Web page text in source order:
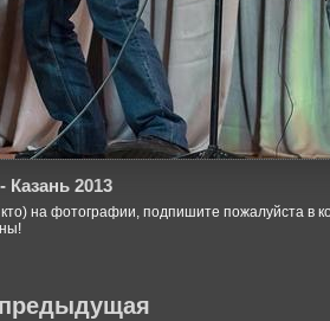
Казань 2013
на фотографии, подпишите пожалуйста в
предыдущая